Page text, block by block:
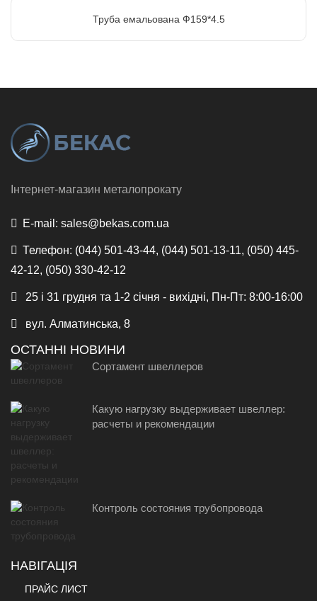
Труба емальована Ф159*4.5
Інтернет-магазин металопрокату
E-mail: sales@bekas.com.ua
Телефон: (044) 501-43-44, (044) 501-13-11, (050) 445-
42-12, (050) 330-42-12
25 і 31 грудня та 1-2 січня - вихідні, Пн-Пт: 8:00-16:00
вул. Алматинська, 8
ОСТАННІ НОВИНИ
Сортамент швеллеров
Какую нагрузку выдерживает швеллер:
расчеты и рекомендации
Контроль состояния трубопровода
НАВІГАЦІЯ
ПРАЙС ЛИСТ